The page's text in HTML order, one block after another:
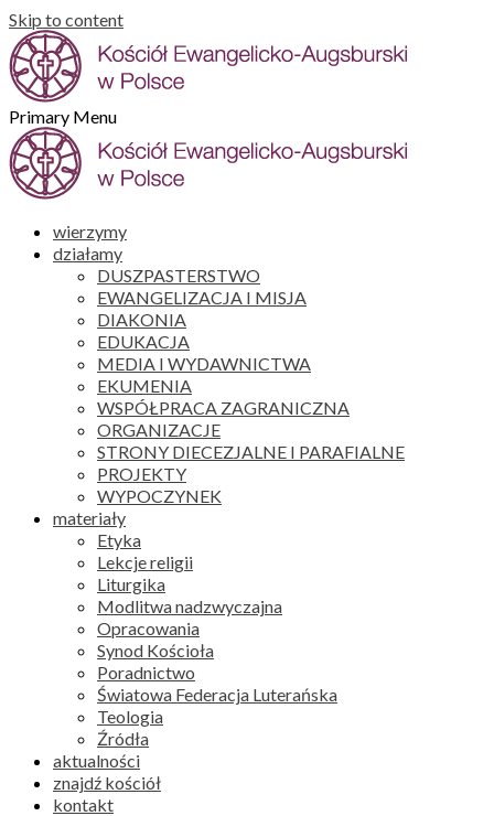
Skip to content
Primary Menu
wierzymy
działamy
DUSZPASTERSTWO
EWANGELIZACJA I MISJA
DIAKONIA
EDUKACJA
MEDIA I WYDAWNICTWA
EKUMENIA
WSPÓŁPRACA ZAGRANICZNA
ORGANIZACJE
STRONY DIECEZJALNE I PARAFIALNE
PROJEKTY
WYPOCZYNEK
materiały
Etyka
Lekcje religii
Liturgika
Modlitwa nadzwyczajna
Opracowania
Synod Kościoła
Poradnictwo
Światowa Federacja Luterańska
Teologia
Źródła
aktualności
znajdź kościół
kontakt